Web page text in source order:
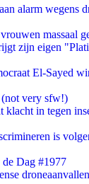
alarm wegens
massaal
zijn eigen
El-Sayed
very sfw!)
klacht in tegen
is
Dag #1977